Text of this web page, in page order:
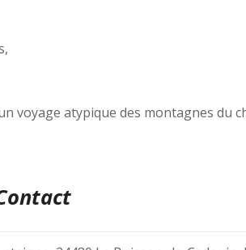
voyage atypique des montagnes du